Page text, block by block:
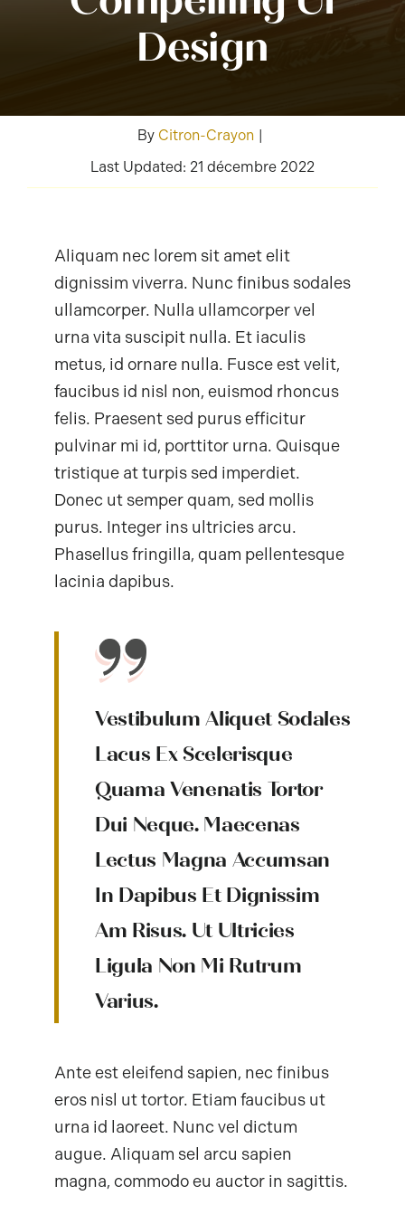
Design
By Citron-Crayon
Last Updated: 21 décembre 2022
Aliquam nec lorem sit amet elit
dignissim viverra. Nunc finibus sodales
ullamcorper. Nulla ullamcorper vel
urna vita suscipit nulla. Et iaculis
metus, id ornare nulla. Fusce est velit,
faucibus id nisl non, euismod rhoncus
felis. Praesent sed purus efficitur
pulvinar mi id, porttitor urna. Quisque
tristique at turpis sed imperdiet.
Donec ut semper quam, sed mollis
purus. Integer ins ultricies arcu.
Phasellus fringilla, quam pellentesque
lacinia dapibus.
Vestibulum Aliquet Sodales
Lacus Ex Scelerisque
Quama Venenatis Tortor
Dui Neque. Maecenas
Lectus Magna Accumsan
In Dapibus Et Dignissim
Am Risus. Ut Ultricies
Ligula Non Mi Rutrum
Varius.
Ante est eleifend sapien, nec finibus
eros nisl ut tortor. Etiam faucibus ut
urna id laoreet. Nunc vel dictum
augue. Aliquam sel arcu sapien
magna, commodo eu auctor in sagittis.